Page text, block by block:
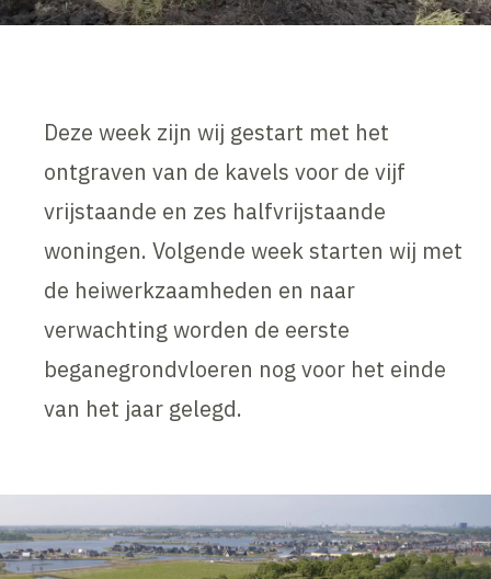
Deze week zijn wij gestart met het
ontgraven van de kavels voor de vijf
vrijstaande en zes halfvrijstaande
woningen. Volgende week starten wij met
de heiwerkzaamheden en naar
verwachting worden de eerste
beganegrondvloeren nog voor het einde
van het jaar gelegd.